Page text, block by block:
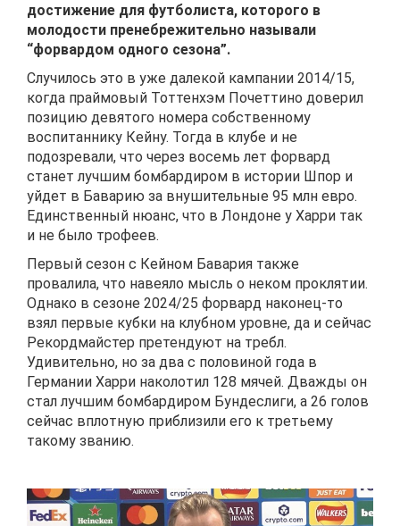
достижение для футболиста, которого в
молодости пренебрежительно называли
“форвардом одного сезона”.
Случилось это в уже далекой кампании 2014/15,
когда праймовый Тоттенхэм Почеттино доверил
позицию девятого номера собственному
воспитаннику Кейну. Тогда в клубе и не
подозревали, что через восемь лет форвард
станет лучшим бомбардиром в истории Шпор и
уйдет в Баварию за внушительные 95 млн евро.
Единственный нюанс, что в Лондоне у Харри так
и не было трофеев.
Первый сезон с Кейном Бавария также
провалила, что навеяло мысль о неком проклятии.
Однако в сезоне 2024/25 форвард наконец-то
взял первые кубки на клубном уровне, да и сейчас
Рекордмайстер претендуют на требл.
Удивительно, но за два с половиной года в
Германии Харри наколотил 128 мячей. Дважды он
стал лучшим бомбардиром Бундеслиги, а 26 голов
сейчас вплотную приблизили его к третьему
такому званию.